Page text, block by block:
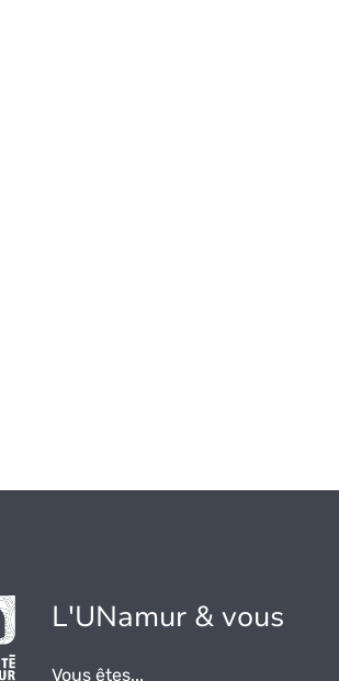
L'UNamur & vous
Vous êtes...